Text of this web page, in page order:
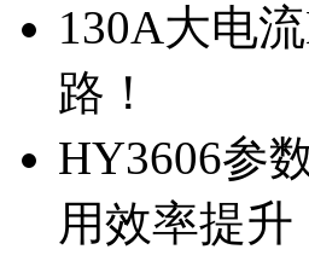
130A大电
路！
HY3606参
用效率提升